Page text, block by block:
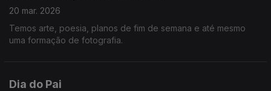
20 mar. 2026
Temos arte, poesia, planos de fim de semana e até mesmo
uma formação de fotografia.
Dia do Pai